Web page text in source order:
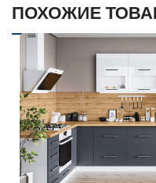
ПОХОЖИЕ